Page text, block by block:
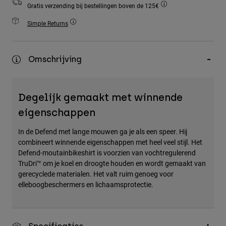
Accessories
Hats & Caps
Gratis verzending bij bestellingen boven de 125€
Simple Returns
Omschrijving
Degelijk gemaakt met winnende
eigenschappen
In de Defend met lange mouwen ga je als een speer. Hij
combineert winnende eigenschappen met heel veel stijl. Het
Defend-moutainbikeshirt is voorzien van vochtregulerend
TruDri™ om je koel en droogte houden en wordt gemaakt van
gerecyclede materialen. Het valt ruim genoeg voor
elleboogbeschermers en lichaamsprotectie.